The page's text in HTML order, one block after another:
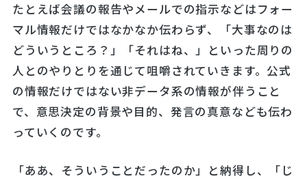
たとえば会議の報告やメールでの指示などはフォー
マル情報だけではなかなか伝わらず、「大事なのは
どういうところ？」「それはね、」といった周りの
人とのやりとりを通じて咀嚼されていきます。公式
の情報だけではない非データ系の情報が伴うこと
で、意思決定の背景や目的、発言の真意なども伝わ
っていくのです。
「ああ、そういうことだったのか」と納得し、「じ